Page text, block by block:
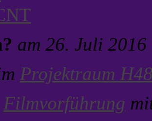
am 26. Juli 2016
Projektraum
Filmvorführung